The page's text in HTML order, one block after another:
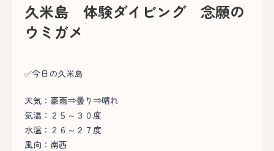
久米島 体験ダイビング 念願の
ウミガメ
✅今日の久米島
天気：豪雨⇒曇り⇒晴れ
気温：２５～３０度
水温：２６～２７度
風向：南西